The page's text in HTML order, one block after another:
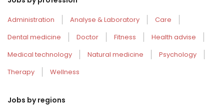
Administration Analyse & Laboratory
Care
Dental medicine
Doctor Fitness
Health advise
Medical technology
Natural medicine
Psychology
Therapy
Wellness
Jobs by regions